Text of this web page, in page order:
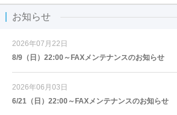
お知らせ
2026年07月22日
8/9（日）22:00～FAXメンテナンスのお知らせ
2026年06月03日
6/21（日）22:00～FAXメンテナンスのお知らせ